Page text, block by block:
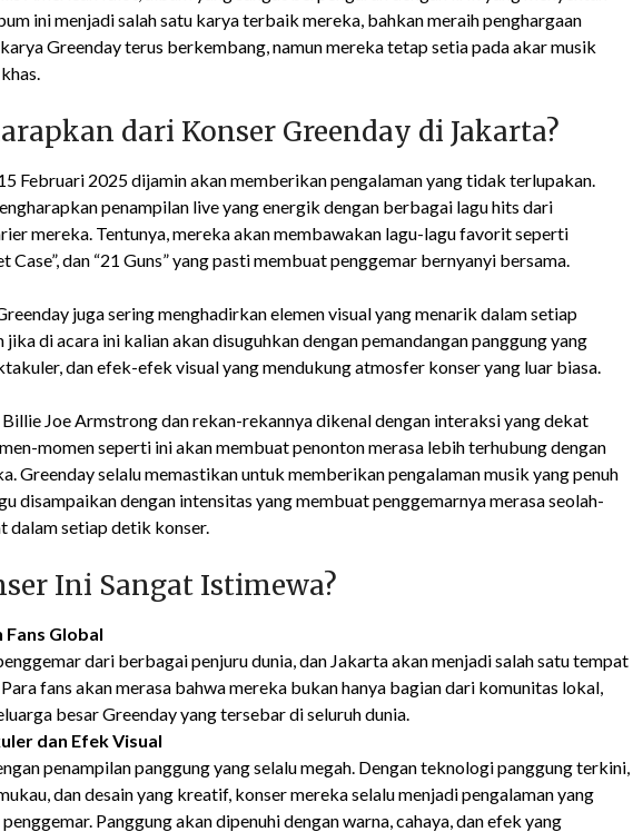
ini menjadi salah satu karya terbaik mereka, bahkan meraih penghargaan
Greenday terus berkembang, namun mereka tetap setia pada akar musik
dari Konser Greenday di Jakarta?
Februari 2025 dijamin akan memberikan pengalaman yang tidak terlupakan.
penampilan live yang energik dengan berbagai lagu hits dari
mereka. Tentunya, mereka akan membawakan lagu-lagu favorit seperti
Case”, dan “21 Guns” yang pasti membuat penggemar bernyanyi bersama.
juga sering menghadirkan elemen visual yang menarik dalam setiap
jika di acara ini kalian akan disuguhkan dengan pemandangan panggung yang
dan efek-efek visual yang mendukung atmosfer konser yang luar biasa.
Joe Armstrong dan rekan-rekannya dikenal dengan interaksi yang dekat
momen seperti ini akan membuat penonton merasa lebih terhubung dengan
Greenday selalu memastikan untuk memberikan pengalaman musik yang penuh
disampaikan dengan intensitas yang membuat penggemarnya merasa seolah-
dalam setiap detik konser.
Ini Sangat Istimewa?
Fans Global
dari berbagai penjuru dunia, dan Jakarta akan menjadi salah satu tempat
fans akan merasa bahwa mereka bukan hanya bagian dari komunitas lokal,
besar Greenday yang tersebar di seluruh dunia.
dan Efek Visual
penampilan panggung yang selalu megah. Dengan teknologi panggung terkini,
dan desain yang kreatif, konser mereka selalu menjadi pengalaman yang
Panggung akan dipenuhi dengan warna, cahaya, dan efek yang